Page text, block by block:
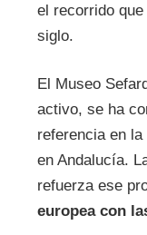
el recorrido
siglo.
El Museo
activo, se ha
referencia en
en Andalucía.
refuerza ese
europea con